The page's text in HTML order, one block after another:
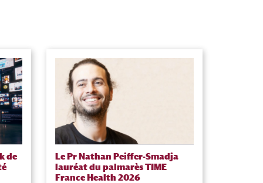
de
Le Pr Nathan Peiffer-Smadja
lauréat du palmarès TIME
France Health 2026